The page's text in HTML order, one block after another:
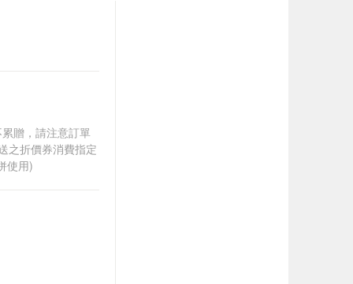
贈，請注意訂單
之折價券消費指定
使用)